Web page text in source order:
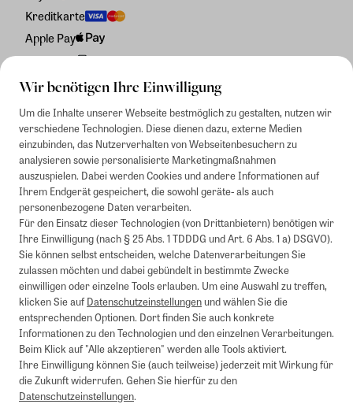
Wir benötigen Ihre Einwilligung
Um die Inhalte unserer Webseite bestmöglich zu gestalten, nutzen wir
verschiedene Technologien. Diese dienen dazu, externe Medien
einzubinden, das Nutzerverhalten von Webseitenbesuchern zu
analysieren sowie personalisierte Marketingmaßnahmen
auszuspielen. Dabei werden Cookies und andere Informationen auf
Ihrem Endgerät gespeichert, die sowohl geräte- als auch
personenbezogene Daten verarbeiten.
Für den Einsatz dieser Technologien (von Drittanbietern) benötigen wir
Ihre Einwilligung (nach § 25 Abs. 1 TDDDG und Art. 6 Abs. 1 a) DSGVO).
Sie können selbst entscheiden, welche Datenverarbeitungen Sie
zulassen möchten und dabei gebündelt in bestimmte Zwecke
einwilligen oder einzelne Tools erlauben. Um eine Auswahl zu treffen,
klicken Sie aufDatenschutzeinstellungenund wählen Sie die
entsprechenden Optionen. Dort finden Sie auch konkrete
Informationen zu den Technologien und den einzelnen Verarbeitungen.
Beim Klick auf "Alle akzeptieren" werden alle Tools aktiviert.
Ihre Einwilligung können Sie (auch teilweise) jederzeit mit Wirkung für
die Zukunft widerrufen. Gehen Sie hierfür zu den
Datenschutzeinstellungen.
Kreditkarte
Apple Pay
Rechnung